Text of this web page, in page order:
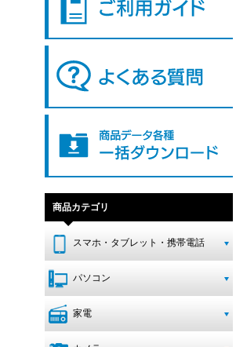
商品カテゴリ
スマホ・タブレット・携帯電話
パソコン
家電